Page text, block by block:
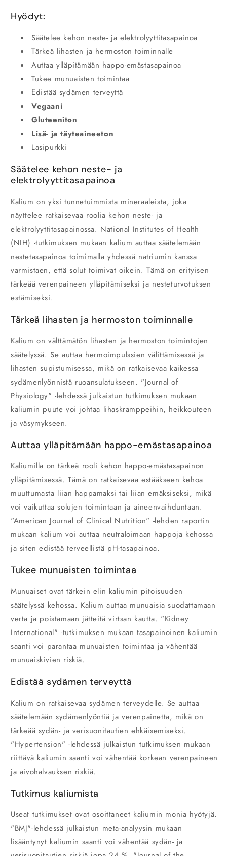
Hyödyt:
Säätelee kehon neste- ja elektrolyyttitasapainoa
Tärkeä lihasten ja hermoston toiminnalle
Auttaa ylläpitämään happo-emästasapainoa
Tukee munuaisten toimintaa
Edistää sydämen terveyttä
Vegaani
Gluteeniton
Lisä- ja täyteaineeton
Lasipurkki
Säätelee kehon neste- ja
elektrolyyttitasapainoa
Kalium on yksi tunnetuimmista mineraaleista, joka
näyttelee ratkaisevaa roolia kehon neste- ja
elektrolyyttitasapainossa. National Institutes of Health
(NIH) -tutkimuksen mukaan kalium auttaa säätelemään
nestetasapainoa toimimalla yhdessä natriumin kanssa
varmistaen, että solut toimivat oikein. Tämä on erityisen
tärkeää verenpaineen ylläpitämiseksi ja nesteturvotuksen
estämiseksi.
Tärkeä lihasten ja hermoston toiminnalle
Kalium on välttämätön lihasten ja hermoston toimintojen
säätelyssä. Se auttaa hermoimpulssien välittämisessä ja
lihasten supistumisessa, mikä on ratkaisevaa kaikessa
sydämenlyönnistä ruoansulatukseen. "Journal of
Physiology" -lehdessä julkaistun tutkimuksen mukaan
kaliumin puute voi johtaa lihaskramppeihin, heikkouteen
ja väsymykseen.
Auttaa ylläpitämään happo-emästasapainoa
Kaliumilla on tärkeä rooli kehon happo-emästasapainon
ylläpitämisessä. Tämä on ratkaisevaa estääkseen kehoa
muuttumasta liian happamaksi tai liian emäksiseksi, mikä
voi vaikuttaa solujen toimintaan ja aineenvaihduntaan.
"American Journal of Clinical Nutrition" -lehden raportin
mukaan kalium voi auttaa neutraloimaan happoja kehossa
ja siten edistää terveellistä pH-tasapainoa.
Tukee munuaisten toimintaa
Munuaiset ovat tärkein elin kaliumin pitoisuuden
säätelyssä kehossa. Kalium auttaa munuaisia suodattamaan
verta ja poistamaan jätteitä virtsan kautta. "Kidney
International" -tutkimuksen mukaan tasapainoinen kaliumin
saanti voi parantaa munuaisten toimintaa ja vähentää
munuaiskivien riskiä.
Edistää sydämen terveyttä
Kalium on ratkaisevaa sydämen terveydelle. Se auttaa
säätelemään sydämenlyöntiä ja verenpainetta, mikä on
tärkeää sydän- ja verisuonitautien ehkäisemiseksi.
"Hypertension" -lehdessä julkaistun tutkimuksen mukaan
riittävä kaliumin saanti voi vähentää korkean verenpaineen
ja aivohalvauksen riskiä.
Tutkimus kaliumista
Useat tutkimukset ovat osoittaneet kaliumin monia hyötyjä.
"BMJ"-lehdessä julkaistun meta-analyysin mukaan
lisääntynyt kaliumin saanti voi vähentää sydän- ja